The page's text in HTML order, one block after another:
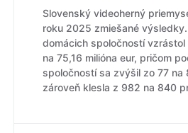
Slovenský videoherný
roku 2025 zmiešané
domácich spoločností vzrástol
na 75,16 milióna eur, pričom
spoločností sa zvýšil zo 77 na
zároveň klesla z 982 na 840